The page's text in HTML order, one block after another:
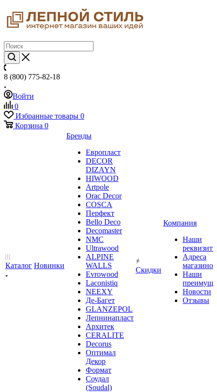
8 (800) 775-82-18
Войти
0
Избранные товары 0
Корзина 0
Каталог Новинки
Бренды
Европласт
DECOR
DIZAYN
HIWOOD
Artpole
Orac Decor
COSCA
Перфект
Bello Deco
Decomaster
NMС
Ultrawood
ALPINE
WALLS
Evrowood
Laconistiq
NEEXY
Де-Багет
GLANZEPOL
Лепнинапласт
Архитек
CERALITE
Decorus
Оптимал
Декор
Формат
Соудал
(Soudal)
Скидки
Компания
Наши
Адреса
магазинов
Наши
Новости
Отзывы